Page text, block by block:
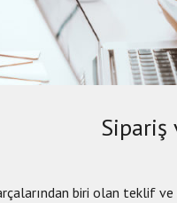
Sipariş
biri olan teklif